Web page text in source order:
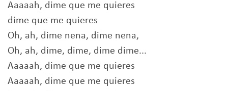
Aaaaah, dime que me quieres
dime que me quieres
Oh, ah, dime nena, dime nena,
Oh, ah, dime, dime, dime dime...
Aaaaah, dime que me quieres
Aaaaah, dime que me quieres